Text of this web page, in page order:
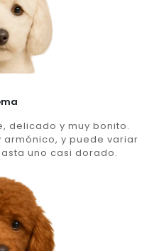
delicado y muy bonito.
y puede variar
uno casi dorado.